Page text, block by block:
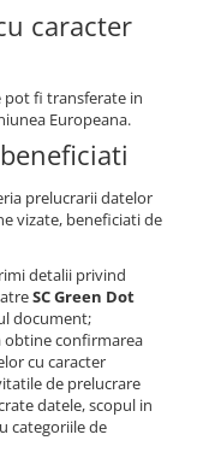
caracter
pot fi transferate in
Europeana.
prelucrarii datelor
vizate, beneficiati de
detalii privind
SC Green Dot
document;
obtine confirmarea
cu caracter
de prelucrare
datele, scopul in
categoriile de